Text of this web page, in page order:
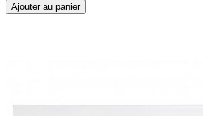
Ajouter au panier